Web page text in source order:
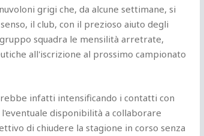
grigi che, da alcune settimane, si
il club, con il prezioso aiuto degli
squadra le mensilità arretrate,
all'iscrizione al prossimo campionato
infatti intensificando i contatti con
disponibilità a collaborare
di chiudere la stagione in corso senza